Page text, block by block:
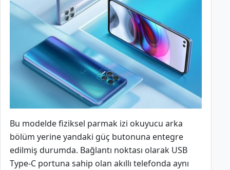
Bu modelde fiziksel parmak izi okuyucu arka
bölüm yerine yandaki güç butonuna entegre
edilmiş durumda. Bağlantı noktası olarak USB
Type-C portuna sahip olan akıllı telefonda aynı